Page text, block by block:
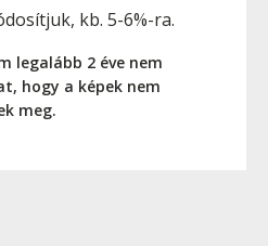
kb. 5-6%-ra.
legalább 2 éve nem
hogy a képek nem
meg.